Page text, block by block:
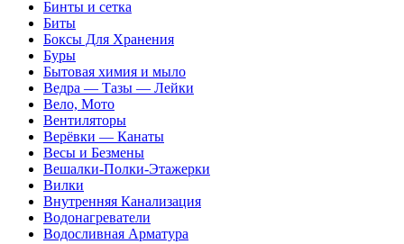
Бинты и сетка
Биты
Боксы Для Хранения
Буры
Бытовая химия и мыло
Ведра — Тазы — Лейки
Вело, Мото
Вентиляторы
Верёвки — Канаты
Весы и Безмены
Вешалки-Полки-Этажерки
Вилки
Внутренняя Канализация
Водонагреватели
Водосливная Арматура